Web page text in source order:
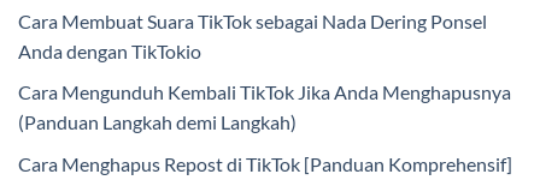
Cara Membuat Suara TikTok sebagai Nada Dering Ponsel
Anda dengan TikTokio
Cara Mengunduh Kembali TikTok Jika Anda Menghapusnya
(Panduan Langkah demi Langkah)
Cara Menghapus Repost di TikTok [Panduan Komprehensif]